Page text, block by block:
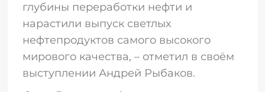
глубины переработки нефти и
нарастили выпуск светлых
нефтепродуктов самого высокого
мирового качества, – отметил в своём
выступлении Андрей Рыбаков.